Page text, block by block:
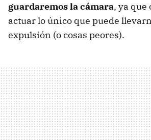
guardaremos la cámara, ya que
actuar lo único que puede
expulsión (o cosas peores).